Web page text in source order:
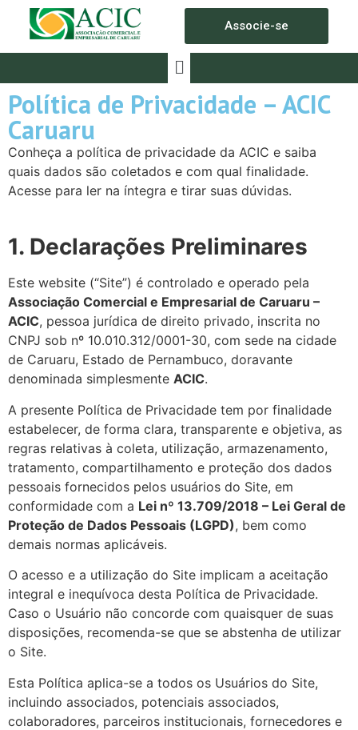
Associe-se
Política de Privacidade – ACIC
Caruaru
Conheça a política de privacidade da ACIC e saiba
quais dados são coletados e com qual finalidade.
Acesse para ler na íntegra e tirar suas dúvidas.
1. Declarações Preliminares
Este website (“Site”) é controlado e operado pela
Associação Comercial e Empresarial de Caruaru –
ACIC, pessoa jurídica de direito privado, inscrita no
CNPJ sob nº 10.010.312/0001-30, com sede na cidade
de Caruaru, Estado de Pernambuco, doravante
denominada simplesmente ACIC.
A presente Política de Privacidade tem por finalidade
estabelecer, de forma clara, transparente e objetiva, as
regras relativas à coleta, utilização, armazenamento,
tratamento, compartilhamento e proteção dos dados
pessoais fornecidos pelos usuários do Site, em
conformidade com a Lei nº 13.709/2018 – Lei Geral de
Proteção de Dados Pessoais (LGPD), bem como
demais normas aplicáveis.
O acesso e a utilização do Site implicam a aceitação
integral e inequívoca desta Política de Privacidade.
Caso o Usuário não concorde com quaisquer de suas
disposições, recomenda-se que se abstenha de utilizar
o Site.
Esta Política aplica-se a todos os Usuários do Site,
incluindo associados, potenciais associados,
colaboradores, parceiros institucionais, fornecedores e